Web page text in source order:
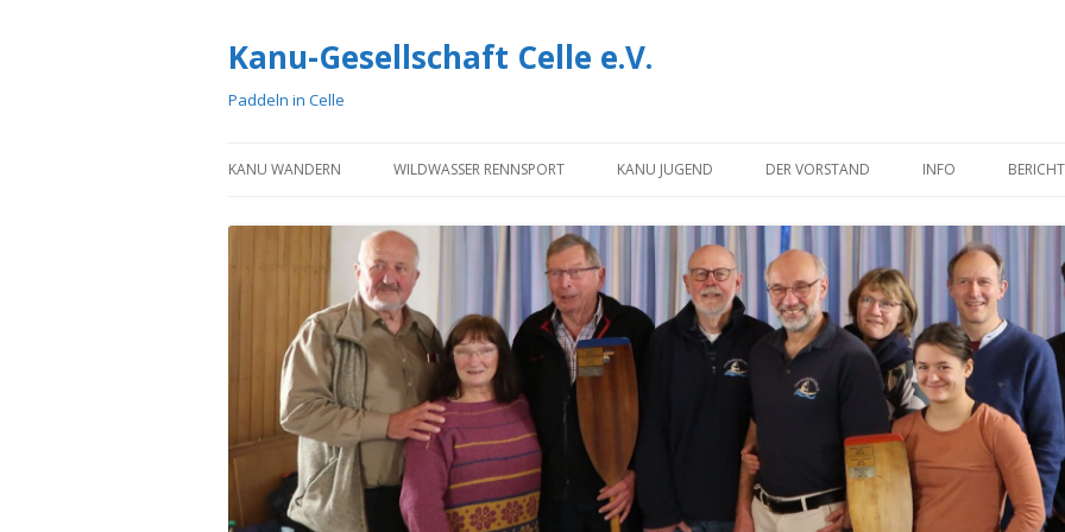
Kanu-Gesellschaft Celle e.V.
Paddeln in Celle
Inhalt
KANU WANDERN WILDWASSER RENNSPORT KANU JUGEND DER VORSTAND INFO
INFORMATIONEN
DOWNLOADS
IMPRESSUM